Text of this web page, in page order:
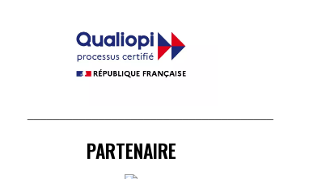
PARTENAIRE